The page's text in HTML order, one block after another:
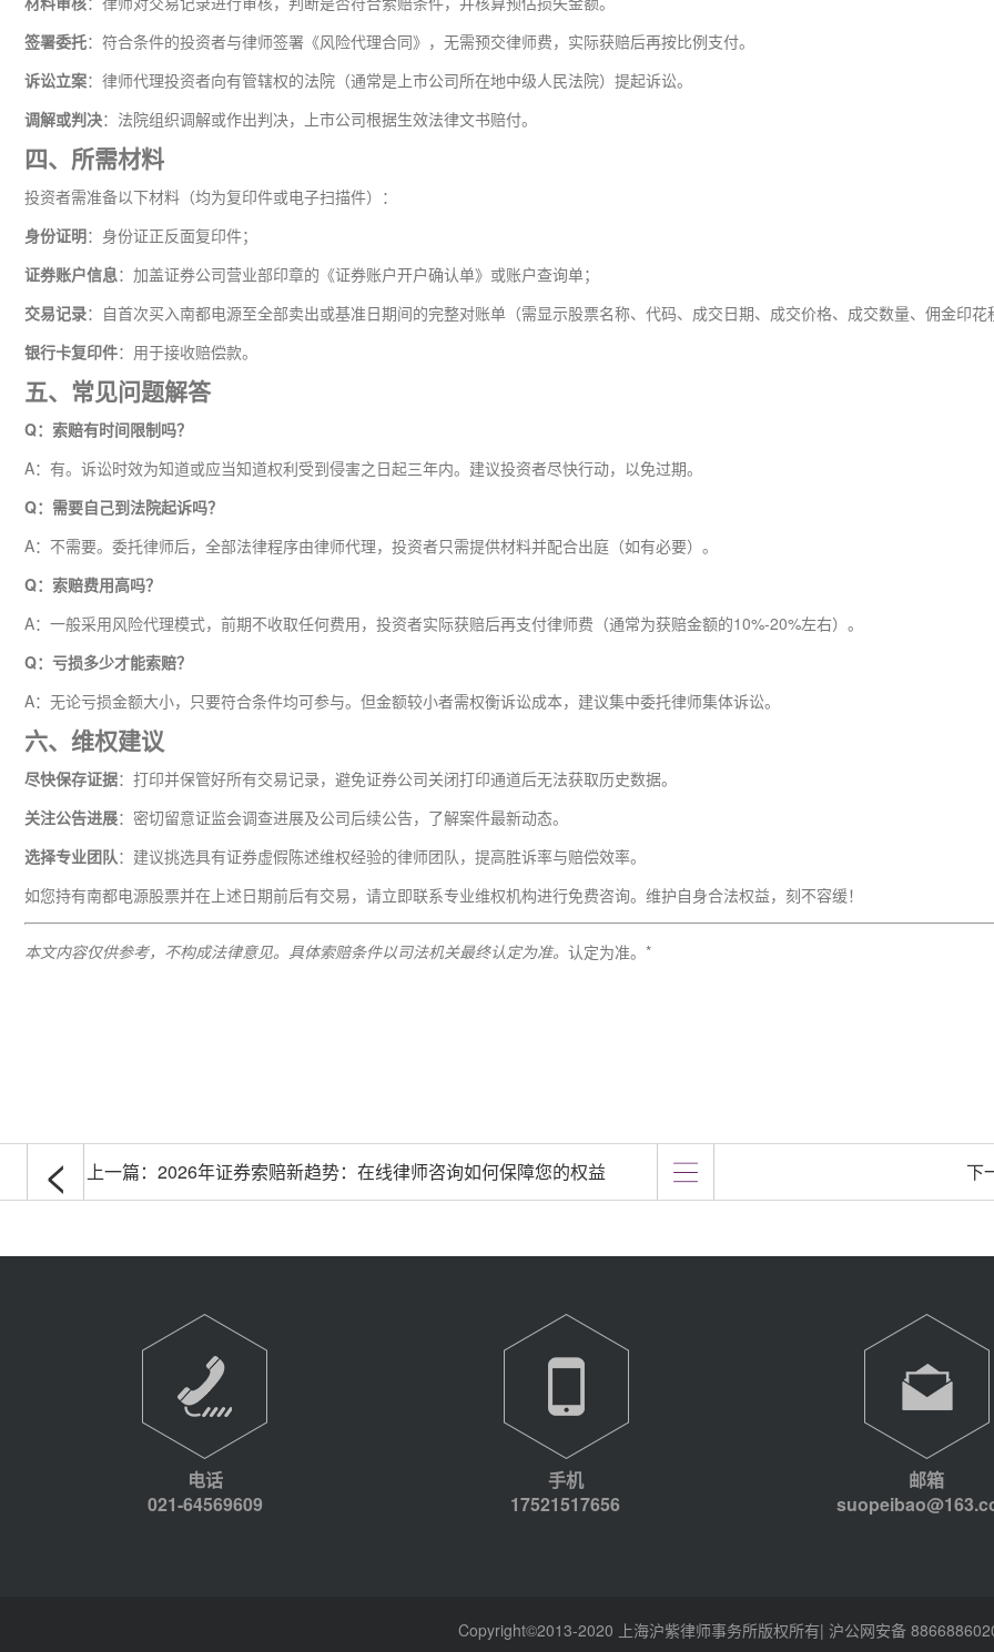
签署委托：符合条件的投资者与律师签署《风险代理合同》，无需预交律师费，实际获赔后再按比例支付。
诉讼立案：律师代理投资者向有管辖权的法院（通常是上市公司所在地中级人民法院）提起诉讼。
调解或判决：法院组织调解或作出判决，上市公司根据生效法律文书赔付。
四、所需材料
投资者需准备以下材料（均为复印件或电子扫描件）：
身份证明：身份证正反面复印件；
证券账户信息：加盖证券公司营业部印章的《证券账户开户确认单》或账户查询单；
交易记录：自首次买入南都电源至全部卖出或基准日期间的完整对账单（需显示股票名称、代码、成交日期、成交价格、成交数量、佣金印花
银行卡复印件：用于接收赔偿款。
五、常见问题解答
Q：索赔有时间限制吗？
A：有。诉讼时效为知道或应当知道权利受到侵害之日起三年内。建议投资者尽快行动，以免过期。
Q：需要自己到法院起诉吗？
A：不需要。委托律师后，全部法律程序由律师代理，投资者只需提供材料并配合出庭（如有必要）。
Q：索赔费用高吗？
A：一般采用风险代理模式，前期不收取任何费用，投资者实际获赔后再支付律师费（通常为获赔金额的10%-20%左右）。
Q：亏损多少才能索赔？
A：无论亏损金额大小，只要符合条件均可参与。但金额较小者需权衡诉讼成本，建议集中委托律师集体诉讼。
六、维权建议
尽快保存证据：打印并保管好所有交易记录，避免证券公司关闭打印通道后无法获取历史数据。
关注公告进展：密切留意证监会调查进展及公司后续公告，了解案件最新动态。
选择专业团队：建议挑选具有证券虚假陈述维权经验的律师团队，提高胜诉率与赔偿效率。
如您持有南都电源股票并在上述日期前后有交易，请立即联系专业维权机构进行免费咨询。维护自身合法权益，刻不容缓！
本文内容仅供参考，不构成法律意见。具体索赔条件以司法机关最终认定为准。 认定为准。*
< 上一篇： 2026年证券索赔新趋势：在线律师咨询如何保障您的权益 下
电话
021-64569609
手机
17521517656
邮箱
Copyright©2013-2020 上海沪紫律师事务所版权所有| 沪公网安备